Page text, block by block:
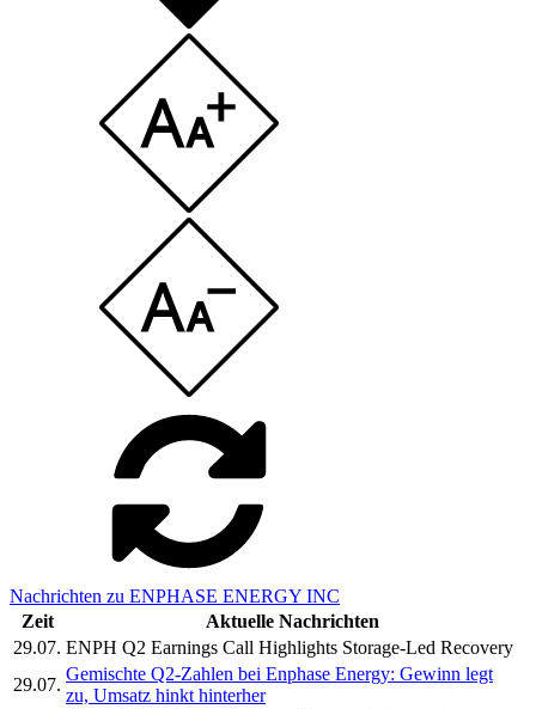
Nachrichten zu ENPHASE ENERGY INC
Zeit
Aktuelle Nachrichten
29.07. ENPH Q2 Earnings Call Highlights Storage-Led Recovery
29.07.
Gemischte Q2-Zahlen bei Enphase Energy: Gewinn legt
zu, Umsatz hinkt hinterher